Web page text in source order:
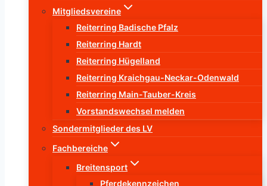
Mitgliedsvereine
Reiterring Badische Pfalz
Reiterring Hardt
Reiterring Hügelland
Reiterring Kraichgau-Neckar-Odenwald
Reiterring Main-Tauber-Kreis
Vorstandswechsel melden
Sondermitglieder des LV
Fachbereiche
Breitensport
Pferdekennzeichen